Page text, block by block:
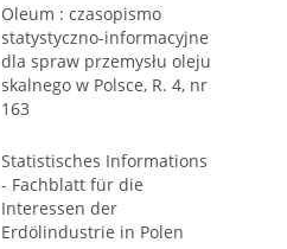
Oleum : czasopismo
statystyczno-informacyjne
dla spraw przemysłu oleju
skalnego w Polsce, R. 4, nr
163
Statistisches Informations
- Fachblatt für die
Interessen der
Erdölindustrie in Polen